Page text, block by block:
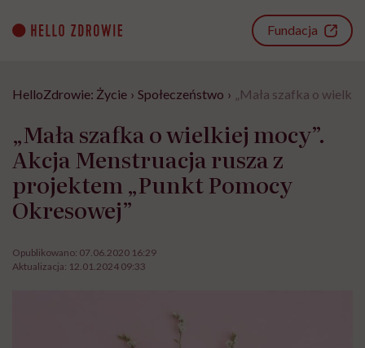
content
Fundacja
HelloZdrowie: Życie › Społeczeństwo › „Mała szafka o
„Mała szafka o wielkiej mocy”.
Akcja Menstruacja rusza z
projektem „Punkt Pomocy
Okresowej”
Opublikowano: 07.06.2020 16:29
Aktualizacja: 12.01.2024 09:33